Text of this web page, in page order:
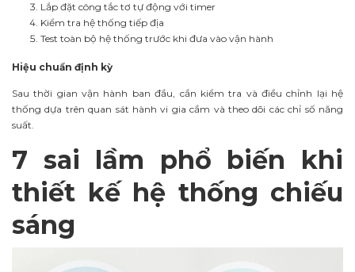
Lắp đặt công tắc tơ tự động với timer
Kiểm tra hệ thống tiếp địa
Test toàn bộ hệ thống trước khi đưa vào vận hành
Hiệu chuẩn định kỳ
Sau thời gian vận hành ban đầu, cần kiểm tra và điều chỉnh lại hệ
thống dựa trên quan sát hành vi gia cầm và theo dõi các chỉ số năng
suất.
7 sai lầm phổ biến khi
thiết kế hệ thống chiếu
sáng